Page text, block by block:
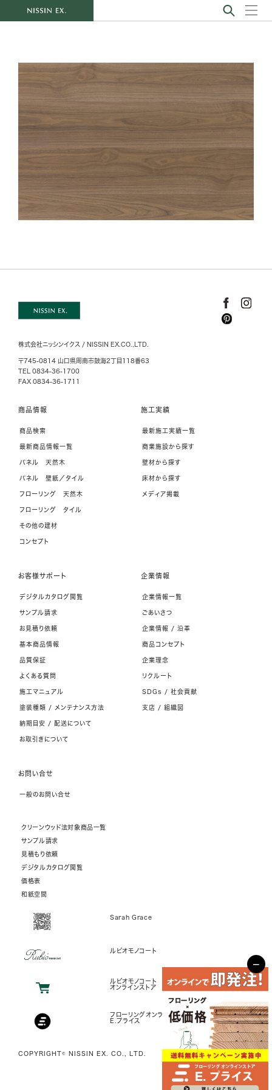
株式会社ニッシンイクス / NISSIN EX.CO.,LTD.
〒745-0814 山口県周南市鼓海2丁目118番63
TEL 0834-36-1700
FAX 0834-36-1711
商品情報
商品検索
最新商品情報一覧
パネル 天然木
パネル 壁紙／タイル
フローリング 天然木
フローリング タイル
その他の建材
コンセプト
施工実績
最新施工実績一覧
商業施設から探す
壁材から探す
床材から探す
メディア掲載
お客様サポート
デジタルカタログ閲覧
サンプル請求
お見積り依頼
基本商品情報
品質保証
よくある質問
施工マニュアル
塗装種類 / メンテナンス方法
納期目安 / 配送について
お取引きについて
企業情報
企業情報一覧
ごあいさつ
企業情報 / 沿革
商品コンセプト
企業理念
リクルート
SDGs / 社会貢献
支店 / 組織図
お問い合せ
一般のお問い合せ
クリーンウッド法対象商品一覧
サンプル請求
見積もり依頼
デジタルカタログ閲覧
価格表
和紙空間
Sarah Grace
ルビオモノコート
ルビオモノコート
オンラインストア
フローリングオンラインストア
E.プライス
COPYRIGHT© NISSIN EX. CO., LTD.
−